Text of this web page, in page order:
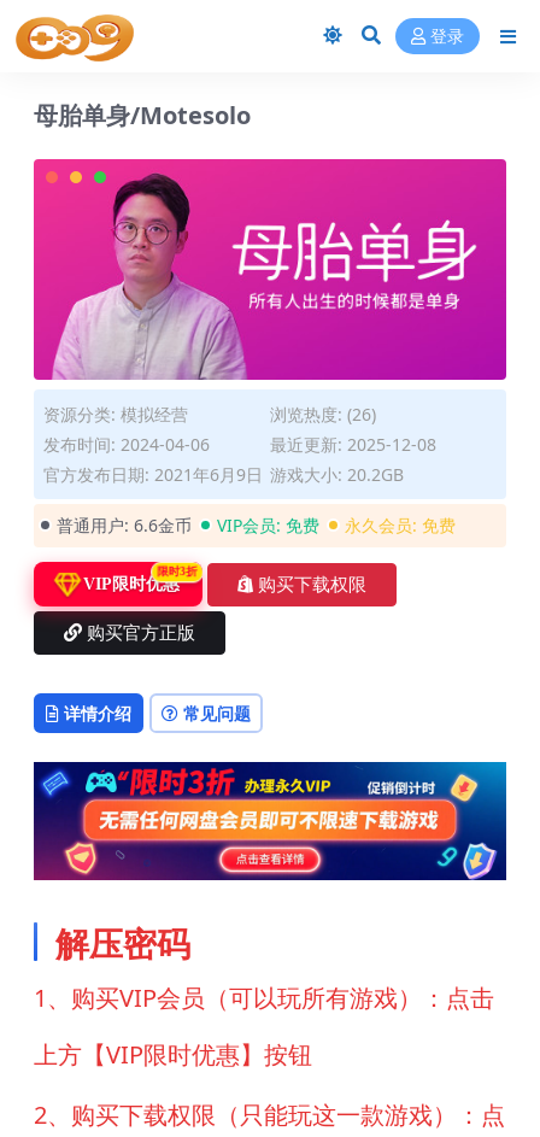
登录
母胎单身/Motesolo
资源分类: 模拟经营
浏览热度: (26)
发布时间: 2024-04-06
最近更新: 2025-12-08
官方发布日期: 2021年6月9日 游戏大小: 20.2GB
普通用户: 6.6金币 VIP会员: 免费 永久会员: 免费
VIP限时优惠
限时3折
购买下载权限
购买官方正版
详情介绍 常见问题
解压密码
1、购买VIP会员（可以玩所有游戏）：点击
上方【VIP限时优惠】按钮
2、购买下载权限（只能玩这一款游戏）：点